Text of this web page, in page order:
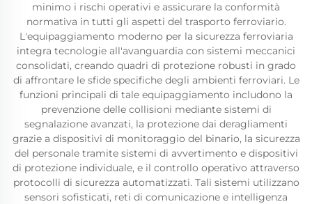
minimo i rischi operativi e assicurare la conformità
normativa in tutti gli aspetti del trasporto ferroviario.
L'equipaggiamento moderno per la sicurezza ferroviaria
integra tecnologie all'avanguardia con sistemi meccanici
consolidati, creando quadri di protezione robusti in grado
di affrontare le sfide specifiche degli ambienti ferroviari. Le
funzioni principali di tale equipaggiamento includono la
prevenzione delle collisioni mediante sistemi di
segnalazione avanzati, la protezione dai deragliamenti
grazie a dispositivi di monitoraggio del binario, la sicurezza
del personale tramite sistemi di avvertimento e dispositivi
di protezione individuale, e il controllo operativo attraverso
protocolli di sicurezza automatizzati. Tali sistemi utilizzano
sensori sofisticati, reti di comunicazione e intelligenza